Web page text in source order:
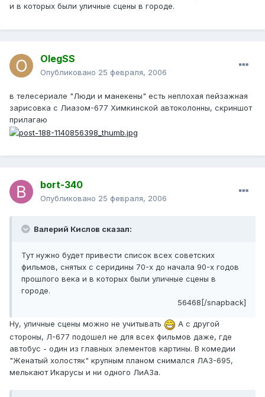
и в которых были уличные сцены в городе.
OlegSS
Опубликовано 25 февраля, 2006
в телесериале "Люди и манекены" есть неплохая пейзажная
зарисовка с Лиазом-677 Химкинской автоколонны, скриншот
прилагаю
bort-340
Опубликовано 25 февраля, 2006
Валерий Кислов сказал:
Тут нужно будет привести список всех советских
фильмов, снятых с серидины 70-х до начала 90-х годов
прошлого века и в которых были уличные сцены в
городе.
56468[/snapback]
Ну, уличные сцены можно не учитывать
А с другой
стороны, Л-677 подошел не для всех фильмов даже, где
автобус - один из главных элементов картины. В комедии
"Женатый холостяк" крупным планом снимался ЛАЗ-695,
мелькают Икарусы и ни одного ЛиАЗа.